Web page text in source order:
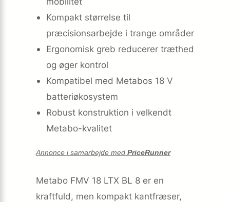
Kompakt størrelse til
præcisionsarbejde i trange områder
Ergonomisk greb reducerer træthed
og øger kontrol
Kompatibel med Metabos 18 V
batteriøkosystem
Robust konstruktion i velkendt
Metabo-kvalitet
Annonce i samarbejde med PriceRunner
Metabo FMV 18 LTX BL 8 er en
kraftfuld, men kompakt kantfræser,